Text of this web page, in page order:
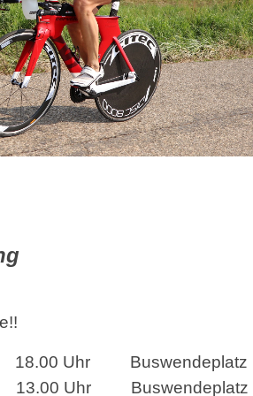
Uhr Buswendeplatz
Uhr Buswendeplatz